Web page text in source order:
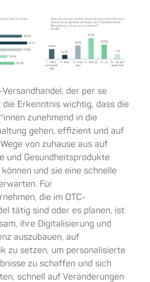
Versandhandel, der per se
Erkenntnis wichtig, dass die
zunehmend in die
gehen, effizient und auf
von zuhause aus auf
und Gesundheitsprodukte
und sie eine schnelle
Für
die im OTC-
tätig sind oder es planen, ist
ihre Digitalisierung und
auszubauen, auf
zu setzen, um personalisierte
zu schaffen und sich
schnell auf Veränderungen